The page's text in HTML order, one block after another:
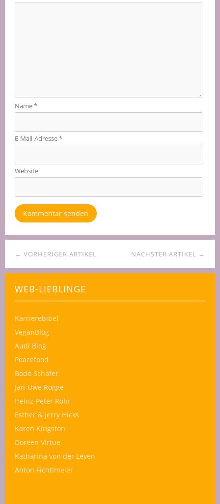
Name*
E-Mail-Adresse*
Website
NÄCHSTER ARTIKEL →
← VORHERIGER ARTIKEL
WEB-LIEBLINGE
Karrierebibel
VeganBlog
Audi Blog
Peacefood
Bodo Schäfer
Jan-Uwe Rogge
Heinz-Peter Röhr
Esther & Jerry Hicks
Karen Kingston
Doreen Virtue
Katharina von der Leyen
Anton Fichtlmeier